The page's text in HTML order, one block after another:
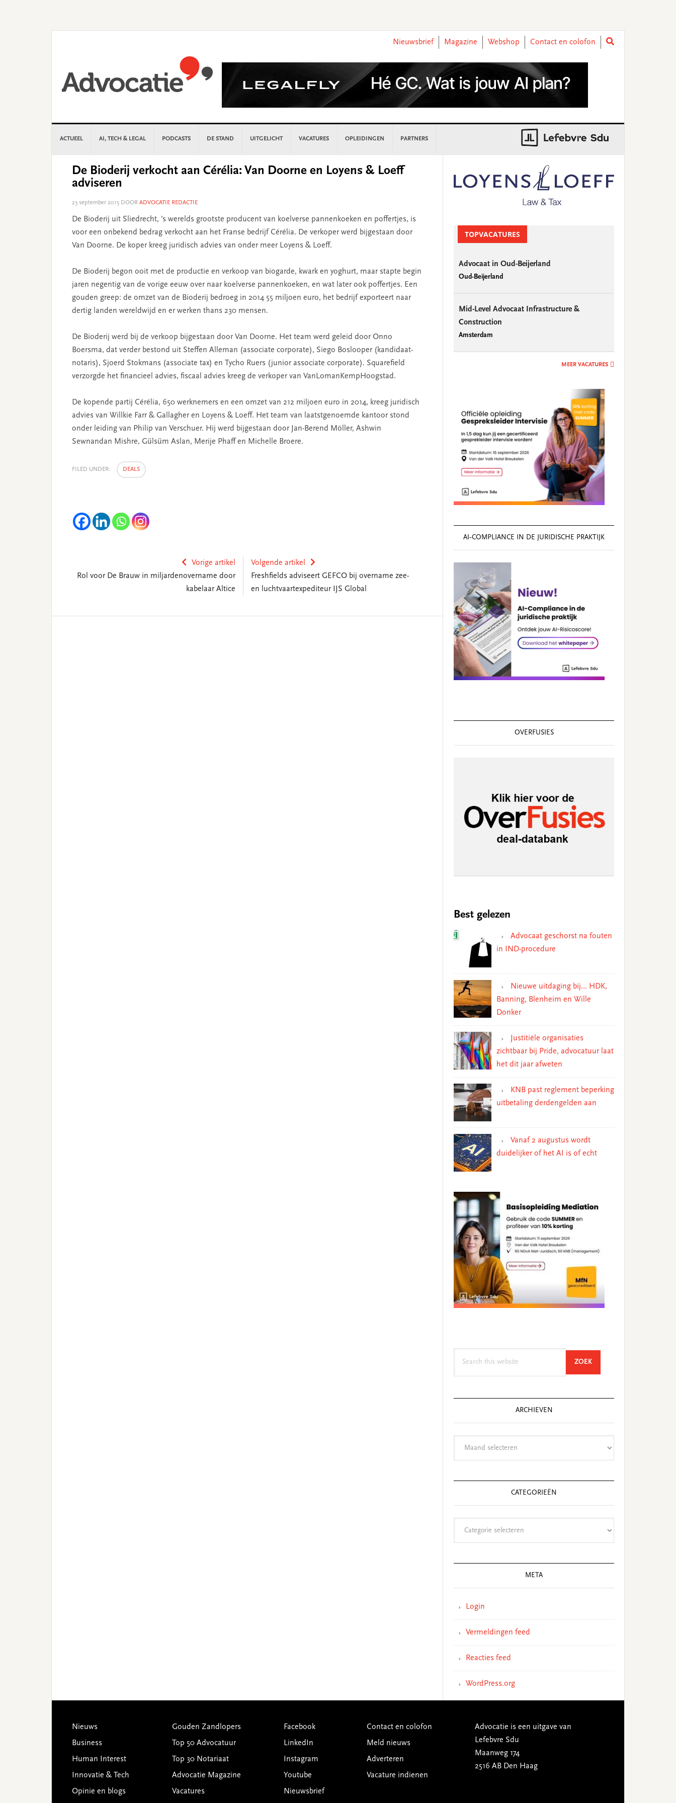
Nieuwsbrief
Magazine Webshop Contact en colofon
ACTUEEL AI, TECH & LEGAL PODCASTS DE STAND UITGELICHT VACATURES OPLEIDINGEN PARTNERS
De Bioderij verkocht aan Cérélia: Van Doorne en Loyens & Loeff
adviseren
23 september 2015 DOOR ADVOCATIE REDACTIE
De Bioderij uit Sliedrecht, ’s werelds grootste producent van koelverse pannenkoeken en poffertjes, is
voor een onbekend bedrag verkocht aan het Franse bedrijf Cérélia. De verkoper werd bijgestaan door
Van Doorne. De koper kreeg juridisch advies van onder meer Loyens & Loeff.
De Bioderij begon ooit met de productie en verkoop van biogarde, kwark en yoghurt, maar stapte begin
jaren negentig van de vorige eeuw over naar koelverse pannenkoeken, en wat later ook poffertjes. Een
gouden greep: de omzet van de Bioderij bedroeg in 2014 55 miljoen euro, het bedrijf exporteert naar
dertig landen wereldwijd en er werken thans 230 mensen.
De Bioderij werd bij de verkoop bijgestaan door Van Doorne. Het team werd geleid door Onno
Boersma, dat verder bestond uit Steffen Alleman (associate corporate), Siego Boslooper (kandidaat-
notaris), Sjoerd Stokmans (associate tax) en Tycho Ruers (junior associate corporate). Squarefield
verzorgde het financieel advies, fiscaal advies kreeg de verkoper van VanLomanKempHoogstad.
De kopende partij Cérélia, 650 werknemers en een omzet van 212 miljoen euro in 2014, kreeg juridisch
advies van Willkie Farr & Gallagher en Loyens & Loeff. Het team van laatstgenoemde kantoor stond
onder leiding van Philip van Verschuer. Hij werd bijgestaan door Jan-Berend Möller, Ashwin
Sewnandan Mishre, Gülsüm Aslan, Merije Phaff en Michelle Broere.
FILED UNDER: DEALS
Vorige artikel
Rol voor De Brauw in miljardenovername door
kabelaar Altice
Volgende artikel
Freshfields adviseert GEFCO bij overname zee-
en luchtvaartexpediteur IJS Global
Sidebar
TOPVACATURES
Advocaat in Oud-Beijerland
Oud-Beijerland
Mid-Level Advocaat Infrastructure &
Construction
Amsterdam
MEER VACATURES
AI‑COMPLIANCE IN DE JURIDISCHE PRAKTIJK
OVERFUSIES
Best gelezen
Advocaat geschorst na fouten
in IND-procedure
Nieuwe uitdaging bij… HDK,
Banning, Blenheim en Wille
Donker
Justitiële organisaties
zichtbaar bij Pride, advocatuur laat
het dit jaar afweten
KNB past reglement beperking
uitbetaling derdengelden aan
Vanaf 2 augustus wordt
duidelijker of het AI is of echt
ZOEKSEARCH
ARCHIEVEN
CATEGORIEËN
META
Login
Vermeldingen feed
Reacties feed
WordPress.org
Footer
Nieuws
Business
Human Interest
Innovatie & Tech
Opinie en blogs
Gouden Zandlopers
Top 50 Advocatuur
Top 30 Notariaat
Advocatie Magazine
Vacatures
Facebook
LinkedIn
Instagram
Youtube
Nieuwsbrief
Contact en colofon
Meld nieuws
Adverteren
Vacature indienen
Advocatie is een uitgave van
Lefebvre Sdu
Maanweg 174
2516 AB Den Haag